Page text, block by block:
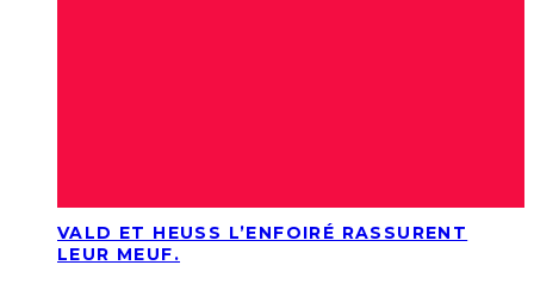
VALD ET HEUSS L’ENFOIRÉ RASSURENT
LEUR MEUF.